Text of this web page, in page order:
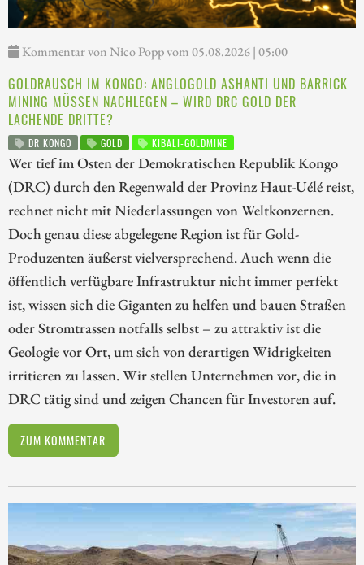
Kommentar von Nico Popp vom 05.08.2026 | 05:00
GOLDRAUSCH IM KONGO: ANGLOGOLD ASHANTI UND BARRICK
MINING MÜSSEN NACHLEGEN – WIRD DRC GOLD DER
LACHENDE DRITTE?
DR KONGO GOLD KIBALI-GOLDMINE
Wer tief im Osten der Demokratischen Republik Kongo
(DRC) durch den Regenwald der Provinz Haut-Uélé reist,
rechnet nicht mit Niederlassungen von Weltkonzernen.
Doch genau diese abgelegene Region ist für Gold-
Produzenten äußerst vielversprechend. Auch wenn die
öffentlich verfügbare Infrastruktur nicht immer perfekt
ist, wissen sich die Giganten zu helfen und bauen Straßen
oder Stromtrassen notfalls selbst – zu attraktiv ist die
Geologie vor Ort, um sich von derartigen Widrigkeiten
irritieren zu lassen. Wir stellen Unternehmen vor, die in
DRC tätig sind und zeigen Chancen für Investoren auf.
ZUM KOMMENTAR